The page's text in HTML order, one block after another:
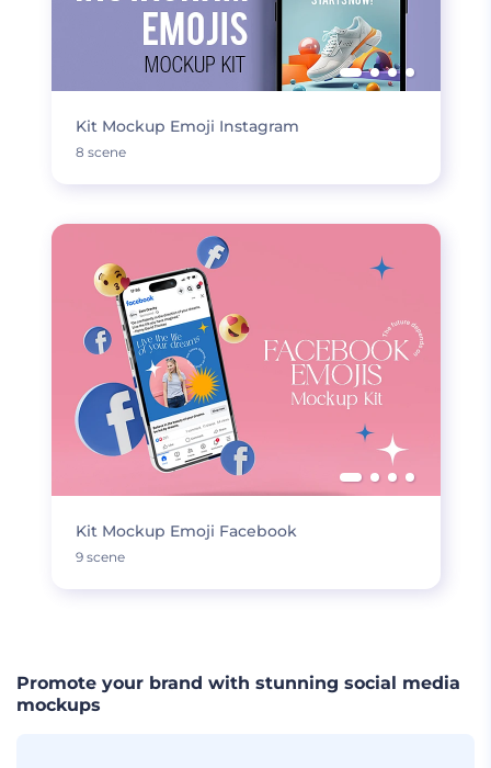
Kit Mockup Emoji Instagram
8 scene
Kit Mockup Emoji Facebook
9 scene
Promote your brand with stunning social media
mockups